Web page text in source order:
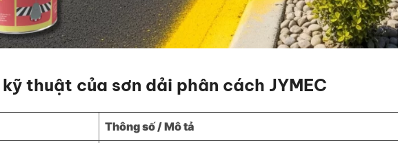
thuật của sơn dải phân cách JYMEC
Thông số / Mô tả